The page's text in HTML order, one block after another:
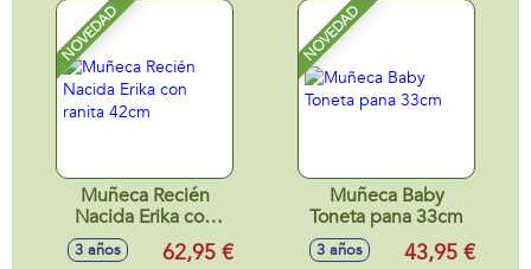
NOVEDAD
Muñeca Recién
Nacida Erika con
ranita 42cm
3 años 62,95 €
NOVEDAD
Muñeca Baby
Toneta pana 33cm
3 años 43,95 €